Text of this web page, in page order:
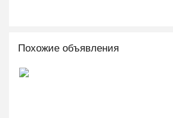
Похожие объявления